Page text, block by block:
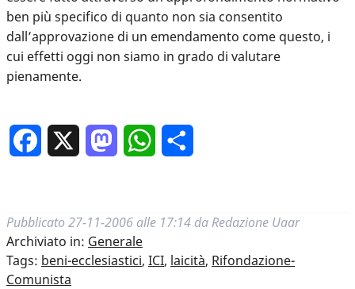
ben più specifico di quanto non sia consentito
dall’approvazione di un emendamento come questo, i
cui effetti oggi non siamo in grado di valutare
pienamente.
Facebook MastodonWhatsApp
Pubblicato 27-11-2006 alle 17:14 da Redazione Uaar
Archiviato in: Generale
Tags: beni-ecclesiastici, ICI, laicità, Rifondazione-
Comunista